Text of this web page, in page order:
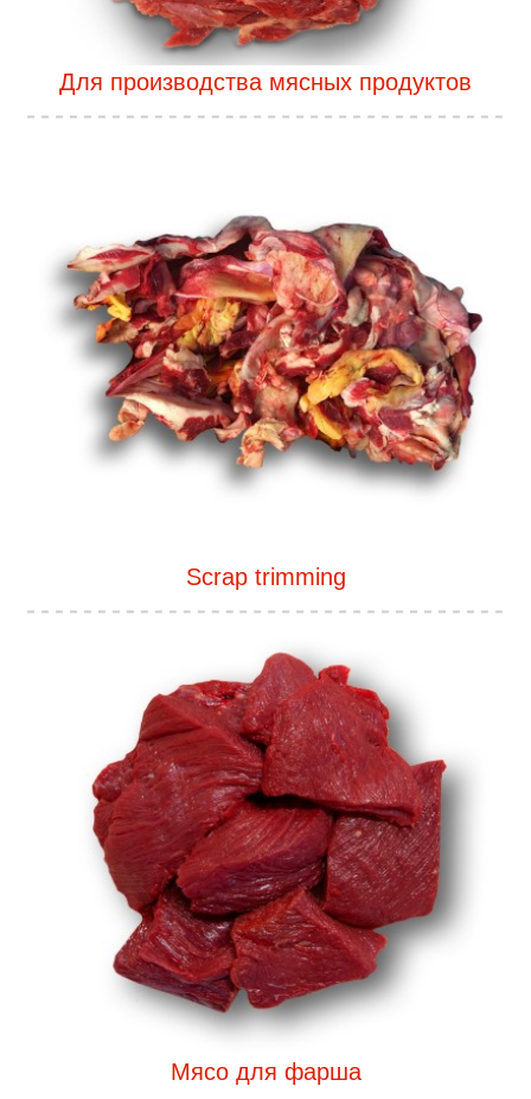
Для производства мясных продуктов
Scrap trimming
Мясо для фарша